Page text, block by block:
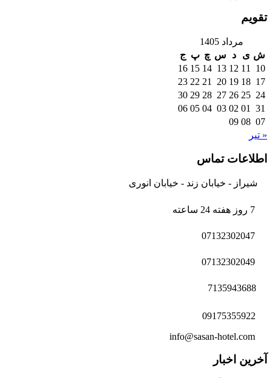
تقویم
مرداد 1405
ش ی د س چ پ ج
10
11
12
13
14
15
16
17
18
19
20
21
22
23
24
25
26
27
28
29
30
31
01
02
03
04
05
06
07
08
09
« تیر
اطلاعات تماس
شیراز - خیابان زند - خیابان انوری
آخرین اخبار